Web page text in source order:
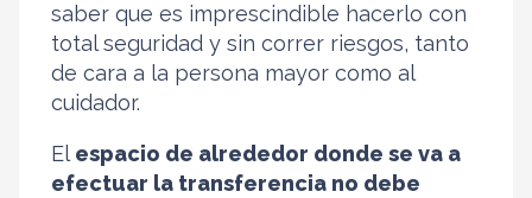
saber que es imprescindible hacerlo con
total seguridad y sin correr riesgos, tanto
de cara a la persona mayor como al
cuidador.
Elespacio de alrededor donde se va a
efectuar la transferencia no debe